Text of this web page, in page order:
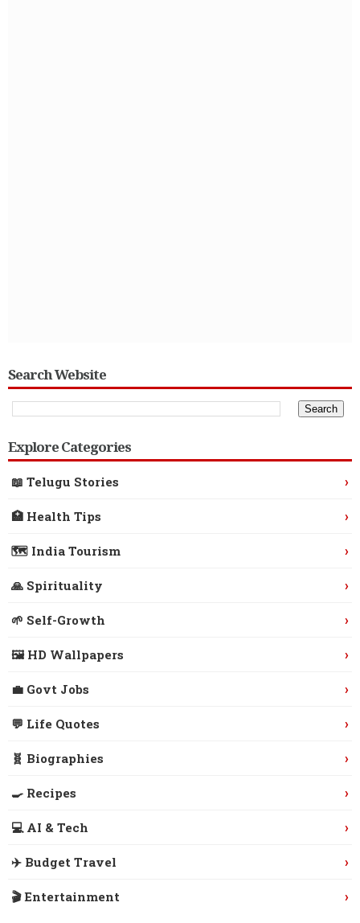
Search Website
Explore Categories
📖 Telugu Stories ›
🏥 Health Tips ›
🗺️ India Tourism ›
🙏 Spirituality ›
🌱 Self-Growth ›
🖼️ HD Wallpapers ›
💼 Govt Jobs ›
💬 Life Quotes ›
🧬 Biographies ›
🍳 Recipes ›
💻 AI & Tech ›
✈️ Budget Travel ›
🎬 Entertainment ›